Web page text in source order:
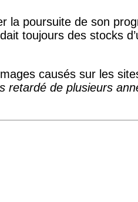
la poursuite de son
toujours des stocks
causés sur les
retardé de plusieurs